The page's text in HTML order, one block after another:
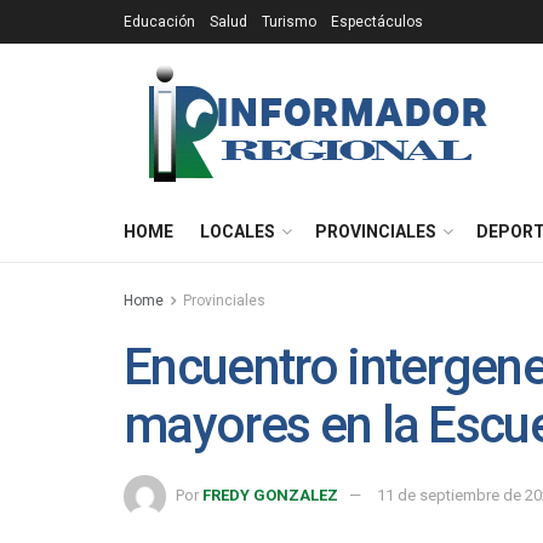
Educación Salud Turismo Espectáculos
HOME LOCALES PROVINCIALES
Home Provinciales
Encuentro
mayores en la
Por FREDY GONZALEZ 11 de septiembre de